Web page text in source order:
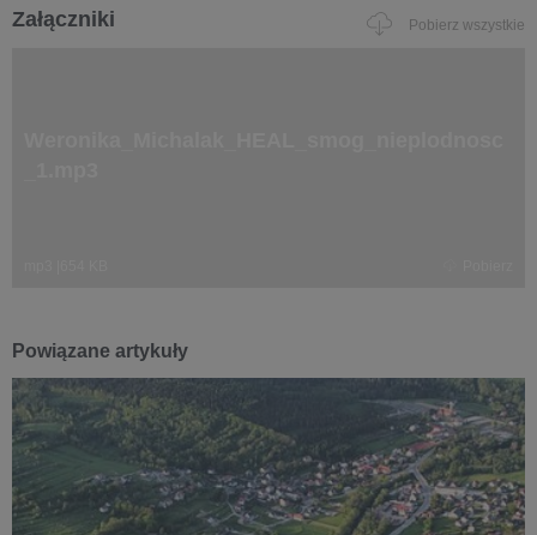
Załączniki Pobierz wszystkie
Powiązane artykuły